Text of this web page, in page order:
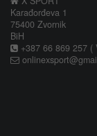
Karađorđeva 1
75400 Zvornik
BiH
+387 66 869 257 (